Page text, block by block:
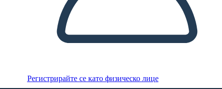
Регистрирайте се като физическо лице